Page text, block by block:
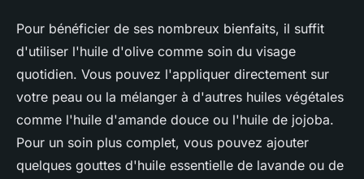
Pour bénéficier de ses nombreux bienfaits, il suffit
d'utiliser l'huile d'olive comme soin du visage
quotidien. Vous pouvez l'appliquer directement sur
votre peau ou la mélanger à d'autres huiles végétales
comme l'huile d'amande douce ou l'huile de jojoba.
Pour un soin plus complet, vous pouvez ajouter
quelques gouttes d'huile essentielle de lavande ou de